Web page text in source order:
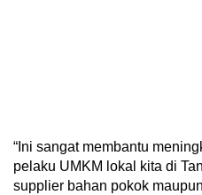
“Ini sangat membantu
pelaku UMKM lokal kita di
supplier bahan pokok